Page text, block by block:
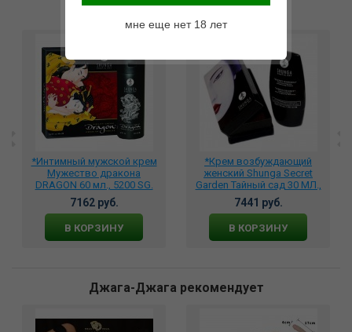
*Интимный мужской крем
Мужество дракона
DRAGON 60 мл., 5200 SG.
7162 руб.
В КОРЗИНУ
*Крем возбуждающий
женский Shunga Secret
Garden Тайный сад 30 МЛ.,
30 мл 5500 SG
7441 руб.
В КОРЗИНУ
Джага-Джага рекомендует
мне еще нет 18 лет